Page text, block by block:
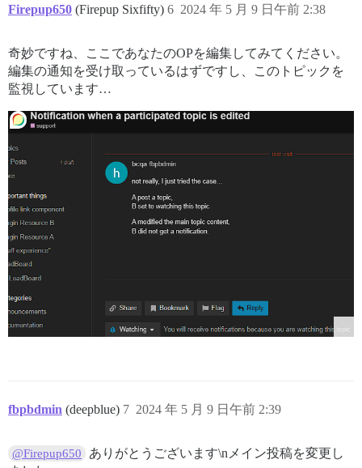
Firepup650 (Firepup Sixfifty) 2024 年 5 月 9 日午前 2:38
6
奇妙ですね、ここであなたのOPを編集してみてください。
編集の通知を受け取っているはずですし、このトピックを
監視しています…
fbpbdmin (deepblue) 2024 年 5 月 9 日午前 2:39
7
@Firepup650
ありがとうございます\nメイン投稿を変更し